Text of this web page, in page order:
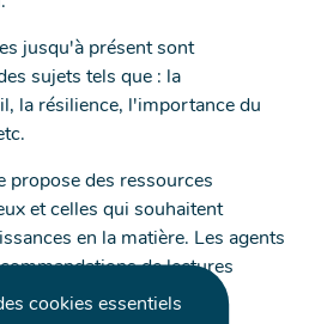
cookies essentiels
jusqu'à présent sont
sujets tels que : la
la résilience, l'importance du
propose des ressources
et celles qui souhaitent
en la matière. Les agents
de lectures
des conseils pratiques.